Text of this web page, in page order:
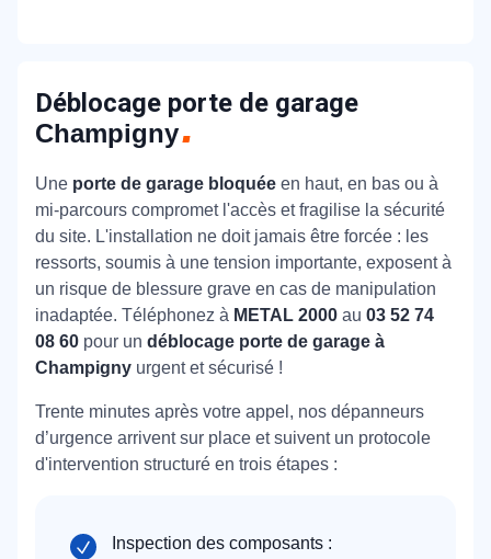
Déblocage porte de garage
Champigny
Une porte de garage bloquée en haut, en bas ou à
mi-parcours compromet l'accès et fragilise la sécurité
du site. L'installation ne doit jamais être forcée : les
ressorts, soumis à une tension importante, exposent à
un risque de blessure grave en cas de manipulation
inadaptée. Téléphonez à METAL 2000 au 03 52 74
08 60 pour un déblocage porte de garage à
Champigny urgent et sécurisé !
Trente minutes après votre appel, nos dépanneurs
d’urgence arrivent sur place et suivent un protocole
d'intervention structuré en trois étapes :
Inspection des composants :